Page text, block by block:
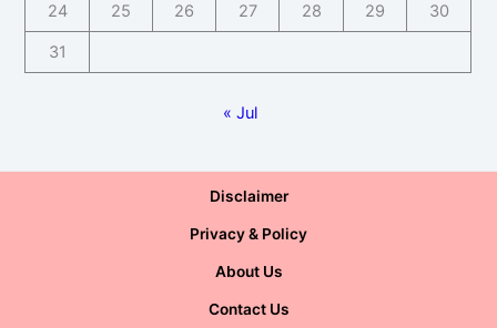
24 25 26 27 28 29 30
31
« Jul
Disclaimer
Privacy & Policy
About Us
Contact Us